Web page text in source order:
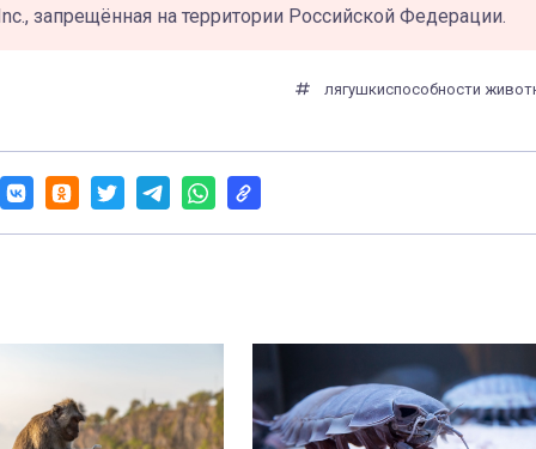
запрещённая на территории Российской Федерации.
лягушкиспособности